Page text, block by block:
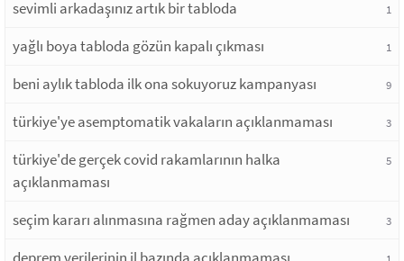
sevimli arkadaşınız artık bir tabloda 1
yağlı boya tabloda gözün kapalı çıkması 1
beni aylık tabloda ilk ona sokuyoruz kampanyası 9
türkiye'ye asemptomatik vakaların açıklanmaması 3
türkiye'de gerçek covid rakamlarının halka
açıklanmaması
5
seçim kararı alınmasına rağmen aday açıklanmaması 3